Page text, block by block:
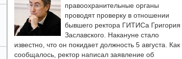
правоохранительные органы
проводят проверку в отношении
бывшего ректора ГИТИСа Григория
Заславского. Накануне стало
известно, что он покидает должность 5 августа. Как
сообщалось, ректор написал заявление об